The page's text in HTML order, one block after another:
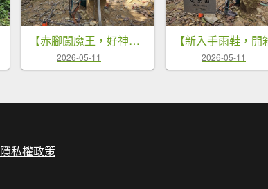
【赤腳闖魔王，好神啊！💪】第21次下尾寮山⛰️。沒事來走就對了💪💪
2026-05-11 2026-05-11
隱私權政策